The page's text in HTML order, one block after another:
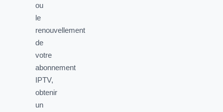
ou
le
renouvellement
de
votre
abonnement
IPTV,
obtenir
un